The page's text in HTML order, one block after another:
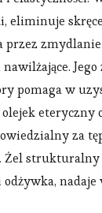
eliminuje
przez
pomaga w
eteryczny
za
Żel